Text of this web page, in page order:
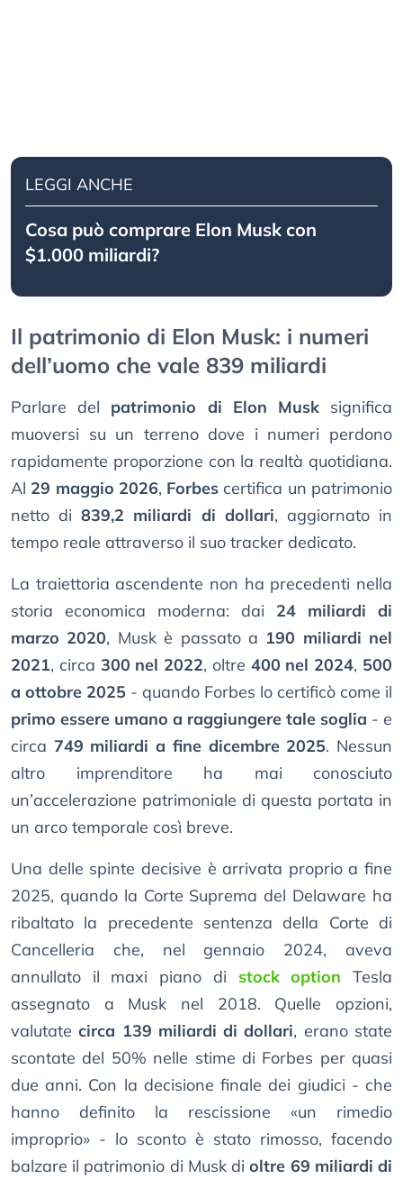
LEGGI ANCHE
Cosa può comprare Elon Musk con
$1.000 miliardi?
Il patrimonio di Elon Musk: i numeri
dell’uomo che vale 839 miliardi
Parlare del patrimonio di Elon Musksignifica
muoversi su un terreno dove i numeri perdono
rapidamente proporzione con la realtà quotidiana.
Al 29 maggio 2026, Forbes certifica un patrimonio
netto di839,2 miliardi di dollari, aggiornato in
tempo reale attraverso il suo tracker dedicato.
La traiettoria ascendente non ha precedenti nella
storia economica moderna: dai 24 miliardi di
marzo 2020, Musk è passato a 190 miliardi nel
2021, circa 300 nel 2022, oltre 400 nel 2024, 500
a ottobre 2025 - quando Forbes lo certificò come il
primo essere umano a raggiungere tale soglia - e
circa 749 miliardi a fine dicembre 2025. Nessun
altro imprenditore ha mai conosciuto
un’accelerazione patrimoniale di questa portata in
un arco temporale così breve.
Una delle spinte decisive è arrivata proprio a fine
2025, quando la Corte Suprema del Delaware ha
ribaltato la precedente sentenza della Corte di
Cancelleria che, nel gennaio 2024, aveva
annullato il maxi piano di stock option Tesla
assegnato a Musk nel 2018. Quelle opzioni,
valutatecirca 139 miliardi di dollari, erano state
scontate del 50% nelle stime di Forbes per quasi
due anni. Con la decisione finale dei giudici - che
hanno definito la rescissione «un rimedio
improprio» - lo sconto è stato rimosso, facendo
balzare il patrimonio di Musk dioltre 69 miliardi di